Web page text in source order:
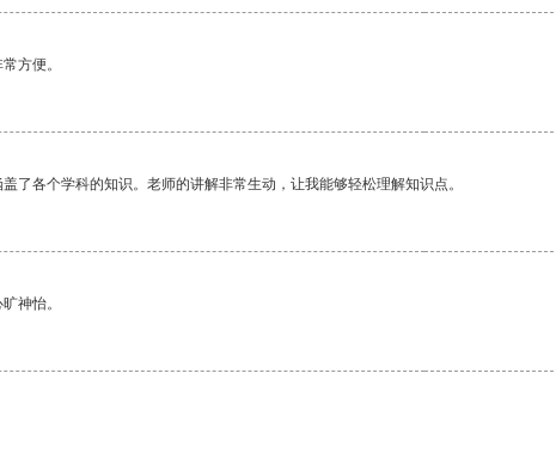
方便。
了各个学科的知识。老师的讲解非常生动，让我能够轻松理解知识点。
神怡。